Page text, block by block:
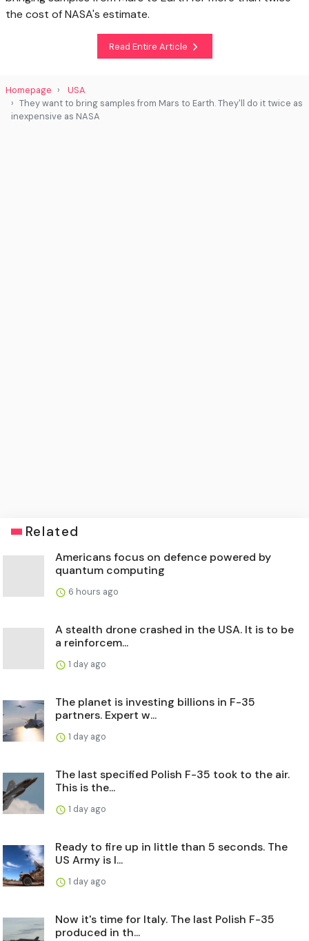
the cost of NASA's estimate.
Read Entire Article
Homepage
USA
They want to bring samples from Mars to Earth. They'll do it twice as
inexpensive as NASA
Related
Americans focus on defence powered by
quantum computing
6 hours ago
A stealth drone crashed in the USA. It is to be
a reinforcem...
1 day ago
The planet is investing billions in F-35
partners. Expert w...
1 day ago
The last specified Polish F-35 took to the air.
This is the...
1 day ago
Ready to fire up in little than 5 seconds. The
US Army is l...
1 day ago
Now it's time for Italy. The last Polish F-35
produced in th...